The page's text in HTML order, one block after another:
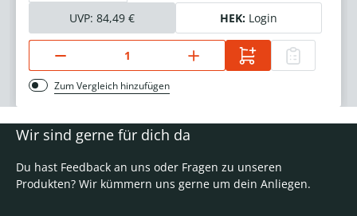
UVP: 84,49 € HEK: Login
Zum Vergleich hinzufügen
Wir sind gerne für dich da
Du hast Feedback an uns oder Fragen zu unseren
Produkten? Wir kümmern uns gerne um dein Anliegen.